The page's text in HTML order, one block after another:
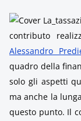
contributo
Alessandro
quadro della
solo gli aspetti
ma anche la
questo punto. Il